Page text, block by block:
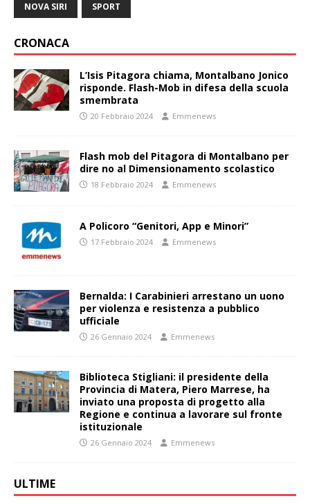
NOVA SIRI SPORT
CRONACA
L’Isis Pitagora chiama, Montalbano Jonico
risponde. Flash-Mob in difesa della scuola
smembrata
20 Febbraio 2024 Emmenews
Flash mob del Pitagora di Montalbano per
dire no al Dimensionamento scolastico
18 Febbraio 2024 Emmenews
A Policoro “Genitori, App e Minori”
17 Febbraio 2024 Emmenews
Bernalda: I Carabinieri arrestano un uono
per violenza e resistenza a pubblico
ufficiale
26 Gennaio 2024 Emmenews
Biblioteca Stigliani: il presidente della
Provincia di Matera, Piero Marrese, ha
inviato una proposta di progetto alla
Regione e continua a lavorare sul fronte
istituzionale
26 Gennaio 2024 Emmenews
ULTIME